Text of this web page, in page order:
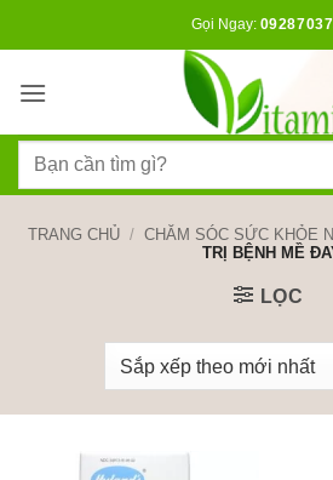
dung
Gọi Ngay:
Tìm
TRANG CHỦ / CHĂM SÓC SỨC KHỎE
TRỊ BỆNH MỀ
LỌC